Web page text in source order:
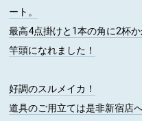
ート。
最高4点掛けと1本の角に2杯
竿頭になれました！
好調のスルメイカ！
道具のご用立ては是非新宿店へ